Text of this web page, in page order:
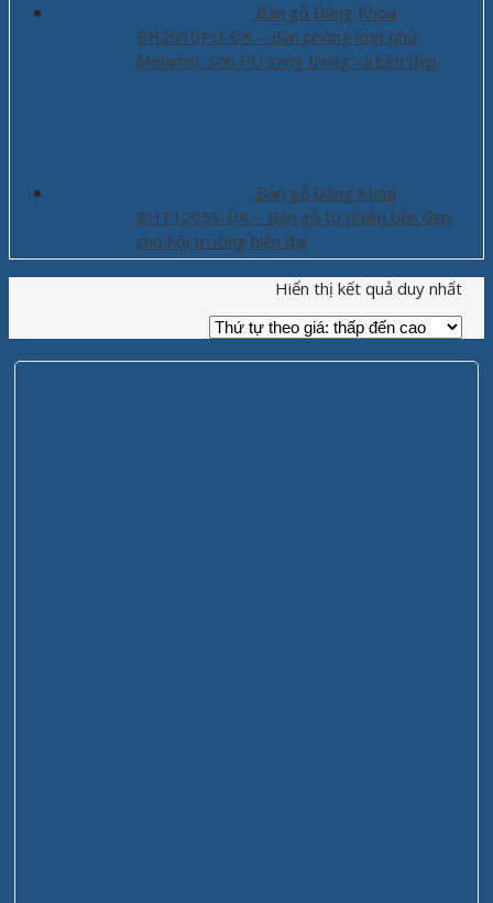
Bàn gỗ Đăng Khoa
BH2010PU-ĐK – Bàn phòng họp phủ
Melamin, sơn PU sang trọng và bền đẹp
Bàn gỗ Đăng Khoa
BHT1205S-ĐK – Bàn gỗ tự nhiên bền đẹp
cho hội trường hiện đại
Hiển thị kết quả duy nhất